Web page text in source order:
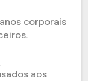
corporais
aos